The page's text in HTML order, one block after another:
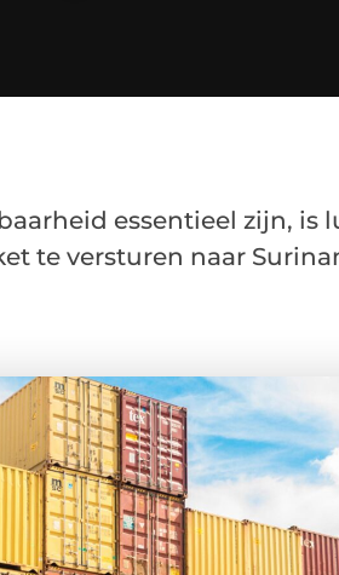
essentieel zijn, is
te versturen naar